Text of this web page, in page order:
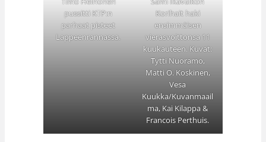
pussitti KTP:n
parhaat pisteet
Lappeenrannassa.
Korihait haki
ensimmäisen
vierasvoittonsa 11
kuukauteen. Kuvat:
Tytti Nuoramo,
Matti O. Koskinen,
Vesa
Kuukka/Kuvanmaail
ma, Kai Kilappa &
Francois Perthuis.